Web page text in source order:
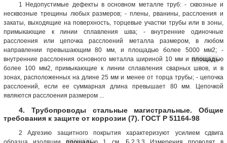
1 Недопустимые дефекты в основном металле труб: - сквозные и
несквозные трещины любых размеров; - плены, рванины, расслоения и
закаты, выходящие на поверхность, торцевые участки трубы или в зоны,
примыкающие к линии сплавления шва; - внутренние одиночные
расслоения или цепочка расслоений металла размером, в любом
направлении превышающим 80 мм, и площадью более 5000 мм2; -
внутренние расслоения основного металла шириной 10 мм и площадью
более 100 мм2, примыкающие к линии сплавления сварных швов, и в
зонах, расположенных на длине 25 мм и менее от торца трубы; - цепочка
расслоений, если ее суммарная длина превышает 80 мм. Цепочкой
являются расслоения размером ...
4. Трубопроводы стальные магистральные. Общие
требования к защите от коррозии (7). ГОСТ Р 51164-98
2 Адгезию защитного покрытия характеризуют усилием сдвига